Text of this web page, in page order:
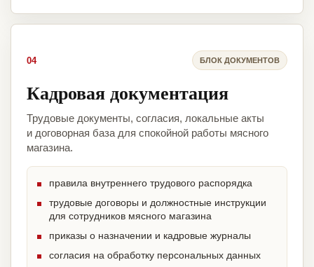
04 БЛОК ДОКУМЕНТОВ
Кадровая документация
Трудовые документы, согласия, локальные акты
и договорная база для спокойной работы мясного
магазина.
правила внутреннего трудового распорядка
трудовые договоры и должностные инструкции
для сотрудников мясного магазина
приказы о назначении и кадровые журналы
согласия на обработку персональных данных